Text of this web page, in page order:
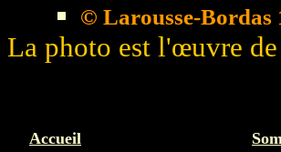
© Larousse-Bordas
La photo est l'œuvre
Accueil